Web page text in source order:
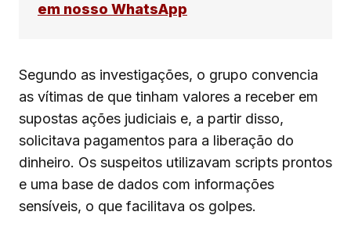
em nosso WhatsApp
Segundo as investigações, o grupo convencia
as vítimas de que tinham valores a receber em
supostas ações judiciais e, a partir disso,
solicitava pagamentos para a liberação do
dinheiro. Os suspeitos utilizavam scripts prontos
e uma base de dados com informações
sensíveis, o que facilitava os golpes.